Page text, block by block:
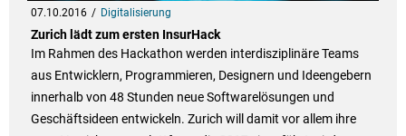
07.10.2016 Digitalisierung
Zurich lädt zum ersten InsurHack
Im Rahmen des Hackathon werden interdisziplinäre Teams
aus Entwicklern, Programmieren, Designern und Ideengebern
innerhalb von 48 Stunden neue Softwarelösungen und
Geschäftsideen entwickeln. Zurich will damit vor allem ihre